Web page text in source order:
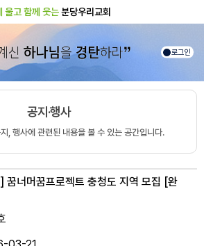
울고 함께 웃는분당우리교회
로그인
공지·행사
, 행사에 관련된 내용을 볼 수 있는 공간입니다.
꿈너머꿈프로젝트 충청도 지역 모집 [완